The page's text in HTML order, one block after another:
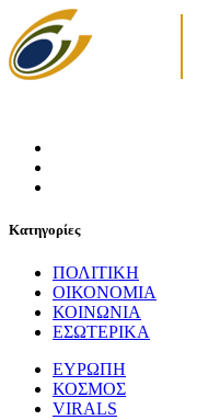
Κατηγορίες
ΠΟΛΙΤΙΚΗ
ΟΙΚΟΝΟΜΙΑ
ΚΟΙΝΩΝΙΑ
ΕΣΩΤΕΡΙΚΑ
ΕΥΡΩΠΗ
ΚΟΣΜΟΣ
VIRALS